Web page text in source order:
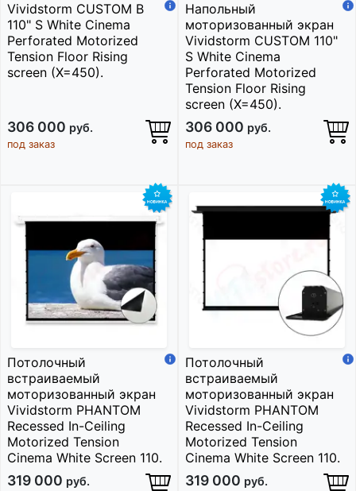
Vividstorm CUSTOM B
110" S White Cinema
Perforated Motorized
Tension Floor Rising
screen (X=450).
306 000 руб.
под заказ
Напольный
моторизованный экран
Vividstorm CUSTOM 110"
S White Cinema
Perforated Motorized
Tension Floor Rising
screen (X=450).
306 000 руб.
под заказ
Потолочный
встраиваемый
моторизованный экран
Vividstorm PHANTOM
Recessed In-Ceiling
Motorized Tension
Cinema White Screen 110.
319 000 руб.
Потолочный
встраиваемый
моторизованный экран
Vividstorm PHANTOM
Recessed In-Ceiling
Motorized Tension
Cinema White Screen 110.
319 000 руб.